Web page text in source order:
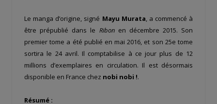
Le manga d’origine, signé Mayu Murata, a commencé à
être prépublié dans le Ribonen décembre 2015. Son
premier tome a été publié en mai 2016, et son 25e tome
sortira le 24 avril. Il comptabilise à ce jour plus de 12
millions d’exemplaires en circulation. Il est désormais
disponible en France chez nobi nobi !.
Résumé :